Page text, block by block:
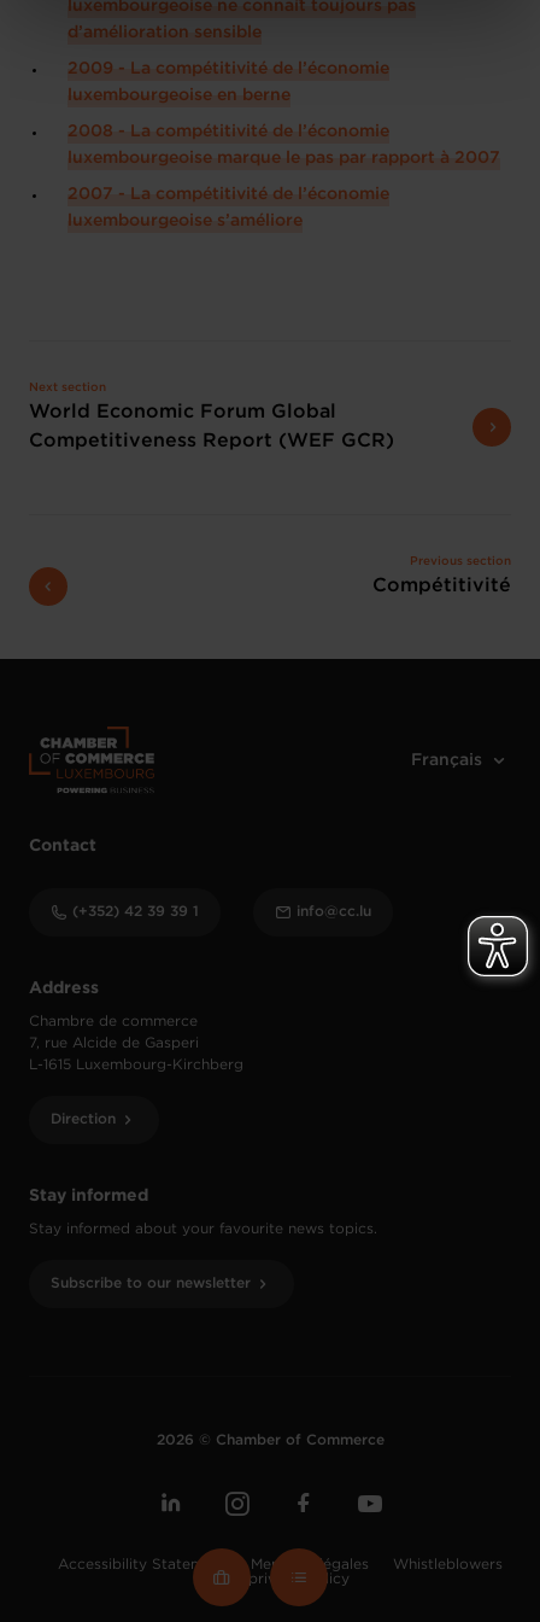
Charte d’usage des cookieset notrePolitique de
protection des données personnelles
luxembourgeoise ne connaît toujours pas
d’amélioration sensible
2009 - La compétitivité de l’économie
luxembourgeoise en berne
2008 - La compétitivité de l’économie
luxembourgeoise marque le pas par rapport à 2007
2007 - La compétitivité de l’économie
luxembourgeoise s’améliore
Previous section
Compétitivité
Next section
World Economic Forum Global
Competitiveness Report (WEF GCR)
Stay informed
Stay informed about your favourite news topics.
Subscribe to our newsletter
Address
Chambre de commerce
7, rue Alcide de Gasperi
L-1615 Luxembourg-Kirchberg
Direction
Contact
(+352) 42 39 39 1 info@cc.lu
2026 © Chamber of Commerce
Accessibility Statement Mentions légales
Whistleblowers
Data privacy policy